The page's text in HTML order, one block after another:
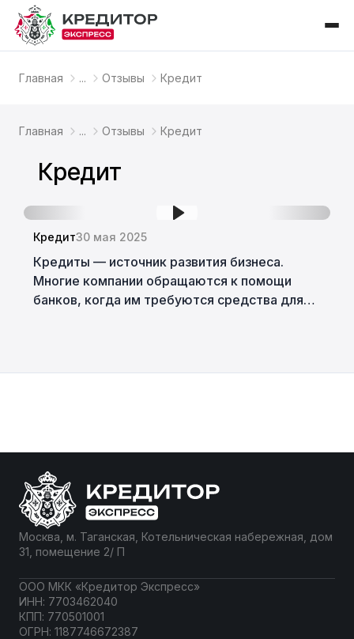
Главная ... Отзывы Кредит
Главная ... Отзывы Кредит
Кредит
Кредит30 мая 2025
Кредиты — источник развития бизнеса.
Многие компании обращаются к помощи
банков, когда им требуются средства для
бизнеса. Многие компании обращаются к
кредит для […]
Москва, м. Таганская, Котельническая набережная, дом
31, помещение 2/ П
ООО МКК «Кредитор Экспресс»
ИНН: 7703462040
КПП: 770501001
ОГРН: 1187746672387